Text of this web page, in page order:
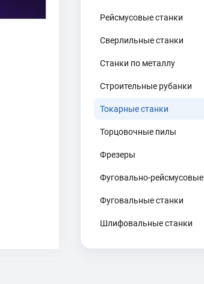
Рейсмусовые станки
Сверлильные станки
Станки по металлу
Строительные рубанки
Токарные станки
Торцовочные пилы
Фрезеры
Фуговально-рейсмусовые
Фуговальные станки
Шлифовальные станки